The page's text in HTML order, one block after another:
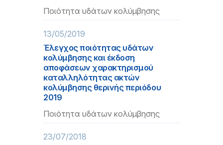
Ποιότητα υδάτων κολύμβησης
13/05/2019
Έλεγχος ποιότητας υδάτων
κολύμβησης και έκδοση
αποφάσεων χαρακτηρισμού
καταλληλότητας ακτών
κολύμβησης θερινής περιόδου
2019
Ποιότητα υδάτων κολύμβησης
23/07/2018